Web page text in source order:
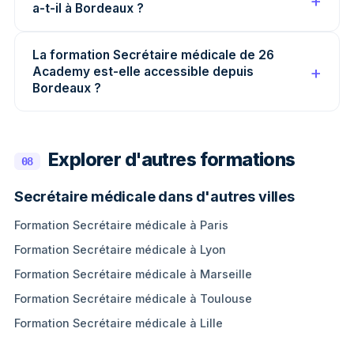
a-t-il à Bordeaux ?
La formation Secrétaire médicale de 26
Academy est-elle accessible depuis
Bordeaux ?
08 Explorer d'autres formations
Secrétaire médicale dans d'autres villes
Formation Secrétaire médicale à Paris
Formation Secrétaire médicale à Lyon
Formation Secrétaire médicale à Marseille
Formation Secrétaire médicale à Toulouse
Formation Secrétaire médicale à Lille